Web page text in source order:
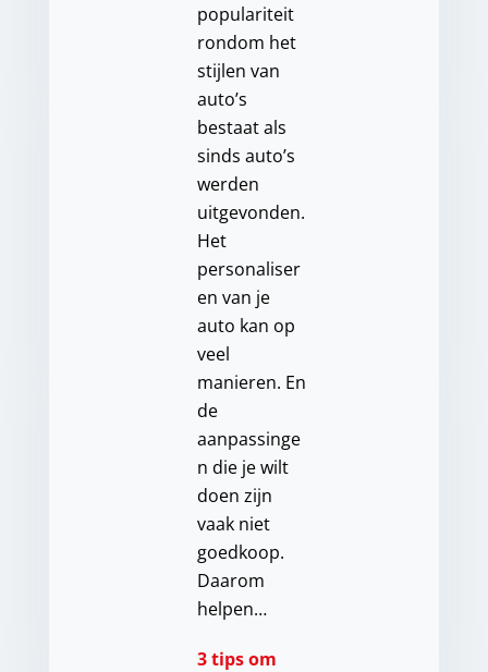
populariteit
rondom het
stijlen van
auto’s
bestaat als
sinds auto’s
werden
uitgevonden.
Het
personaliser
en van je
auto kan op
veel
manieren. En
de
aanpassinge
n die je wilt
doen zijn
vaak niet
goedkoop.
Daarom
helpen…
3 tips om